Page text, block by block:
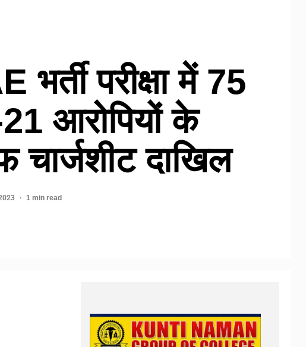
भर्ती परीक्षा में 75
आरोपियों के
चार्जशीट दाखिल
1 min read